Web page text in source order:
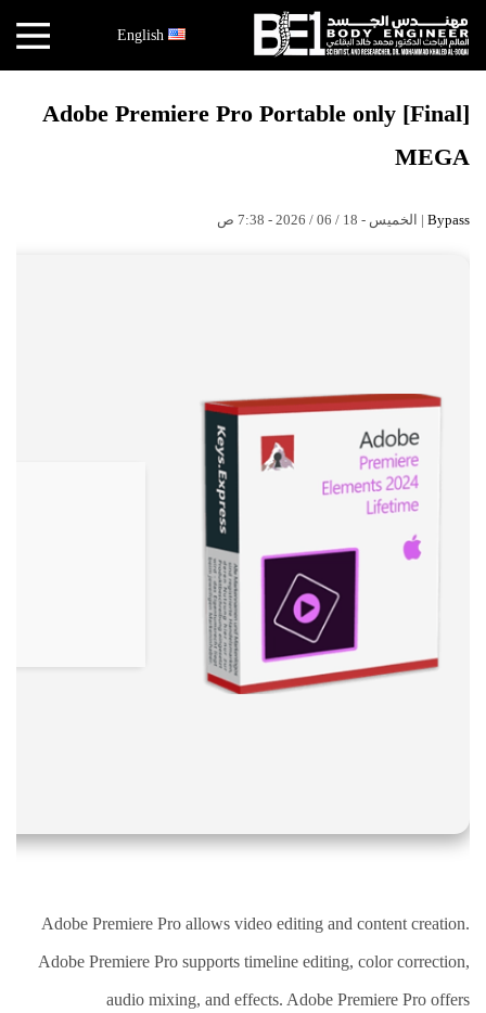
English ×
البقاعي
الأبحاث
نقص
الاكسجين
والشلل
الدماغي
أنواعها
خدماتنا
العلاج
الطبيعي
Adobe Premiere Pro Portable only [Final]
MEGA
Bypass | الخميس - 18 / 06 / 2026 - 7:38 ص
Adobe Premiere Pro allows video editing and content creation.
Adobe Premiere Pro supports timeline editing, color correction,
audio mixing, and effects. Adobe Premiere Pro offers